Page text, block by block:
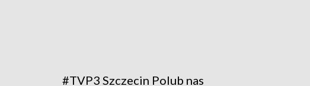
#TVP3 Szczecin Polub nas